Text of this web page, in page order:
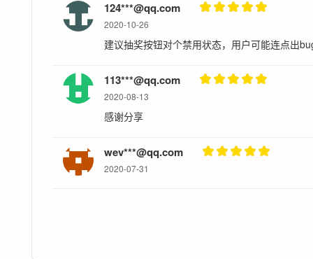
124***@qq.com
2020-10-26
建议抽奖按钮对个禁用状态，用户可能连点出
113***@qq.com
2020-08-13
感谢分享
wev***@qq.com
2020-07-31